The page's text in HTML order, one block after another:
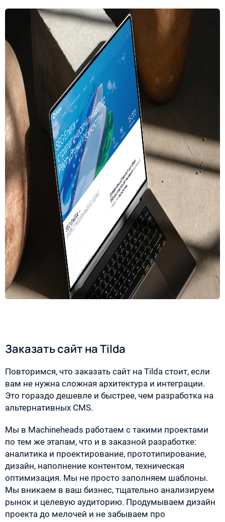
Заказать сайт на Tilda
Повторимся, что заказать сайт на Tilda стоит, если
вам не нужна сложная архитектура и интеграции.
Это гораздо дешевле и быстрее, чем разработка на
альтернативных CMS.
Мы в Machineheads работаем с такими проектами
по тем же этапам, что и в заказной разработке:
аналитика и проектирование, прототипирование,
дизайн, наполнение контентом, техническая
оптимизация. Мы не просто заполняем шаблоны.
Мы вникаем в ваш бизнес, тщательно анализируем
рынок и целевую аудиторию. Продумываем дизайн
проекта до мелочей и не забываем про